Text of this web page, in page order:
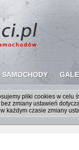
SAMOCHODY
pliki cookies w celu
zmiany ustawień
każdym czasie zmiany